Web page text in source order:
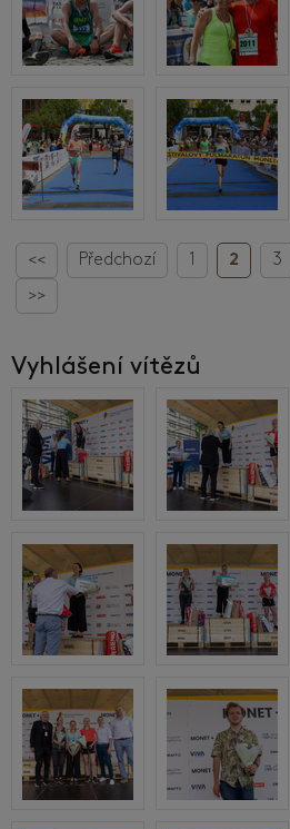
<< Předchozí 1 2 3
>>
Vyhlášení vítězů